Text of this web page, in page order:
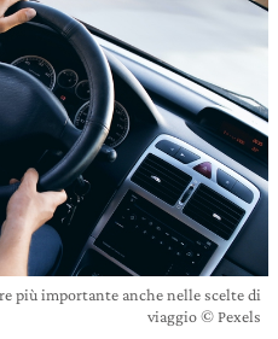
più importante anche nelle scelte di
viaggio © Pexels